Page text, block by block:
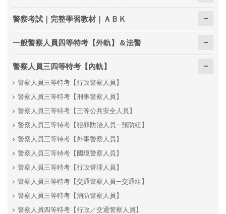
警察考試｜完整學習教材｜ＡＢＫ
一般警察人員四等特考【外軌】＆法警
警察人員三四等特考【內軌】
警察人員三等特考【行政警察人員】
警察人員三等特考【刑事警察人員】
警察人員三等特考【三等公共安全人員】
警察人員三等特考【犯罪防治人員—預防組】
警察人員三等特考【外事警察人員】
警察人員三等特考【國境警察人員】
警察人員三等特考【行政管理人員】
警察人員三等特考【交通警察人員—交通組】
警察人員三等特考【消防警察人員】
警察人員四等特考【行政／交通警察人員】